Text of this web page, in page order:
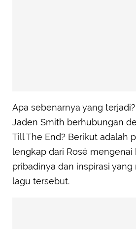
Apa sebenarnya yang
Jaden Smith berhubungan
Till The End? Berikut adalah
lengkap dari Rosé mengenai
pribadinya dan inspirasi
lagu tersebut.